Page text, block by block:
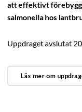
att effektivt
salmonella hos
Uppdraget avslutat
Läs mer om